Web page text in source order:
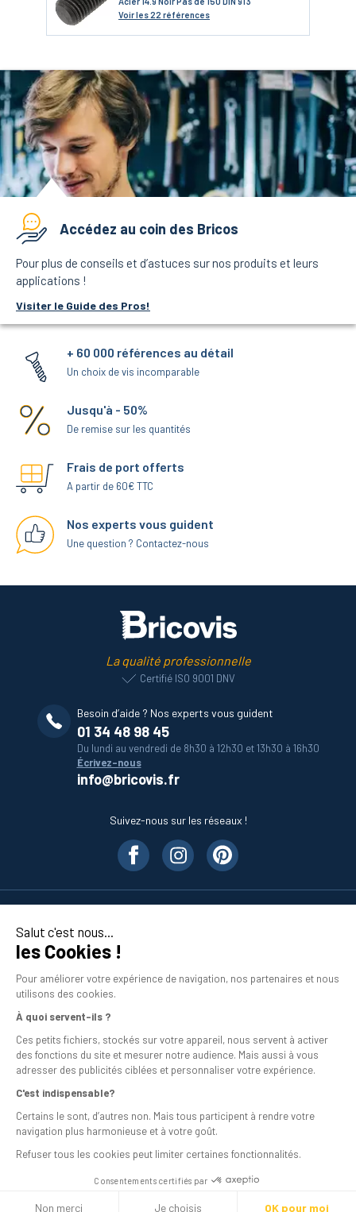
Salut c'est nous...
les Cookies !
Pour améliorer votre expérience de navigation, nos partenaires et nous
utilisons des cookies.
À quoi servent-ils ?
Ces petits fichiers, stockés sur votre appareil, nous servent à activer
des fonctions du site et mesurer notre audience. Mais aussi à vous
adresser des publicités ciblées et personnaliser votre expérience.
C'est indispensable?
Certains le sont, d’autres non. Mais tous participent à rendre votre
navigation plus harmonieuse et à votre goût.
Refuser tous les cookies peut limiter certaines fonctionnalités.
Consentements certifiés par
Non merci Je choisis OK pour moi
Voirles 22 références
Accédez au coin des Bricos
Pour plus de conseils et d’astuces sur nos produits et leurs
applications !
Visiter le Guide des Pros!
+ 60 000 références au détail
Un choix de vis incomparable
Jusqu'à - 50%
De remise sur les quantités
Frais de port offerts
A partir de 60€ TTC
Nos experts vous guident
Une question ? Contactez-nous
La qualité professionnelle
Certifié ISO 9001 DNV
Besoin d’aide ? Nos experts vous guident
01 34 48 98 45
Du lundi au vendredi de 8h30 à 12h30 et 13h30 à 16h30
Écrivez-nous
info@bricovis.fr
Suivez-nous sur les réseaux !
En savoir plus
Mentions légales
Conditions générales de vente